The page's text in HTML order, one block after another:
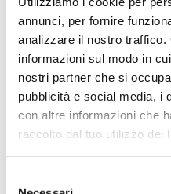
annunci, per fornire
analizzare il nostro traffico.
informazioni sul modo in
nostri partner che si
pubblicità e social media, i
con altre informazioni che
raccolto dal tuo utilizzo dei
importanti
liberation movement
Notes from the First
the Second Year
Donne è bello) e
(1971), che
elaborati nei primi tre
movimento.